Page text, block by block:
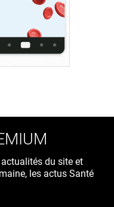
du site et
les actus Santé